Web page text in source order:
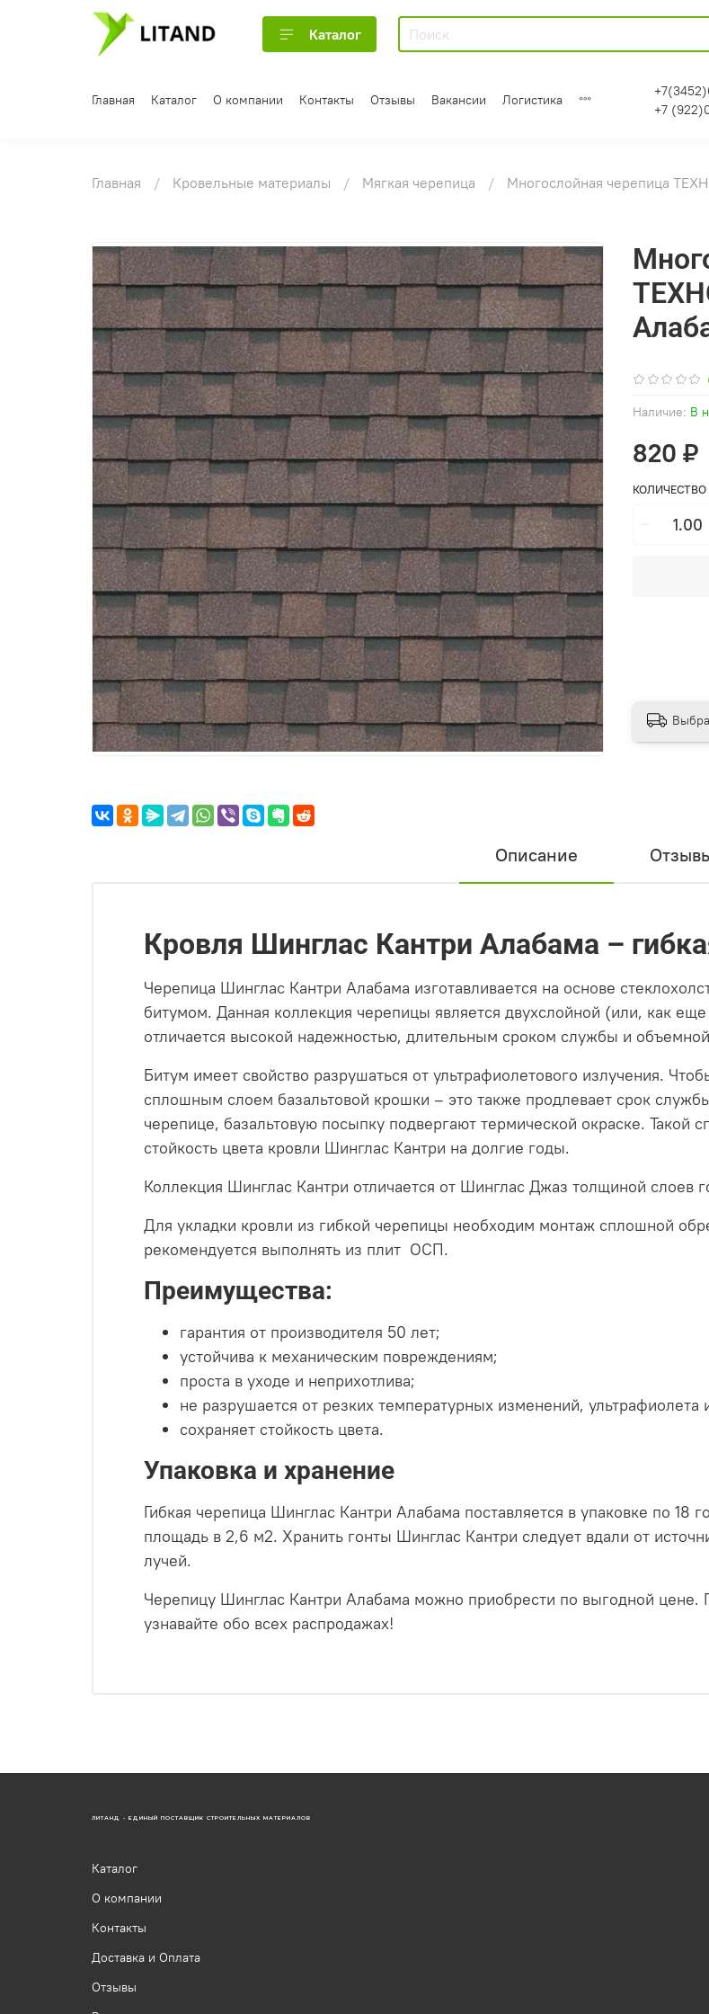
Каталог
Главная Каталог О компании Контакты Отзывы Вакансии Логистика
+7
Главная Кровельные материалы Мягкая черепица Многослойная черепица
Наличие: В
820 ₽
КОЛИЧЕСТВО
Описание
Кровля Шинглас Кантри Алабама –
Черепица Шинглас Кантри Алабама изготавливается на основе
битумом. Данная коллекция черепицы является двухслойной (или, как
отличается высокой надежностью, длительным сроком службы и
Битум имеет свойство разрушаться от ультрафиолетового излучения.
сплошным слоем базальтовой крошки – это также продлевает срок
черепице, базальтовую посыпку подвергают термической окраске. Такой
стойкость цвета кровли Шинглас Кантри на долгие годы.
Коллекция Шинглас Кантри отличается от Шинглас Джаз толщиной слоев
Для укладки кровли из гибкой черепицы необходим монтаж сплошной
рекомендуется выполнять из плит ОСП.
Преимущества:
гарантия от производителя 50 лет;
устойчива к механическим повреждениям;
проста в уходе и неприхотлива;
не разрушается от резких температурных изменений,
сохраняет стойкость цвета.
Упаковка и хранение
Гибкая черепица Шинглас Кантри Алабама поставляется в упаковке по 18
площадь в 2,6 м2. Хранить гонты Шинглас Кантри следует вдали от
лучей.
Черепицу Шинглас Кантри Алабама можно приобрести по выгодной цене.
узнавайте обо всех распродажах!
ЛИТАНД - ЕДИНЫЙ ПОСТАВЩИК СТРОИТЕЛЬНЫХ МАТЕРИАЛОВ
Каталог
О компании
Контакты
Доставка и Оплата
Отзывы